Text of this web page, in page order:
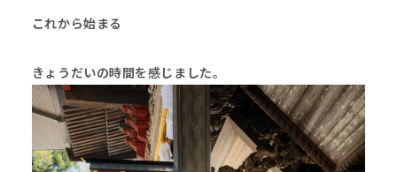
これから始まる
きょうだいの時間を感じました。